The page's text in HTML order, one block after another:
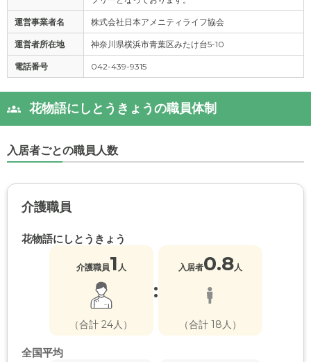
運営事業者名 株式会社日本アメニティライフ協会
運営者所在地 神奈川県横浜市青葉区みたけ台5-10
電話番号 042-439-9315
花物語にしとうきょうの職員体制
入居者ごとの職員人数
介護職員
花物語にしとうきょう
介護職員1 人
（合計 24人）
:
入居者0.8人
（合計 18人）
全国平均